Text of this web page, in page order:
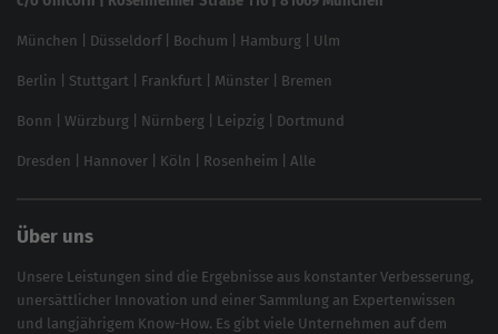
Local SEO
SEO für Online Shops
Brand Monitoring 2025
München Düsseldorf| Bochum Hamburg Ulm
Berlin Stuttgart Frankfurt Münster Bremen
Bonn Würzburg Nürnberg Leipzig Dortmund
Dresden Hannover Köln Rosenheim Alle
Über uns
Unsere Leistungen sind die Ergebnisse aus konstanter Verbesserung,
unersättlicher Innovation und einer Sammlung an Expertenwissen
und langjährigem Know-How. Es gibt viele Unternehmen auf dem